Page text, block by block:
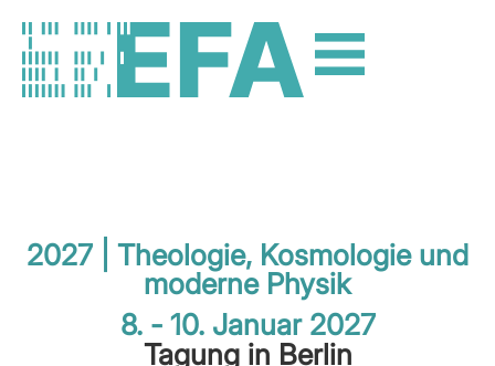
2027 | Theologie, Kosmologie und
moderne Physik
8. - 10. Januar 2027
Tagung in Berlin